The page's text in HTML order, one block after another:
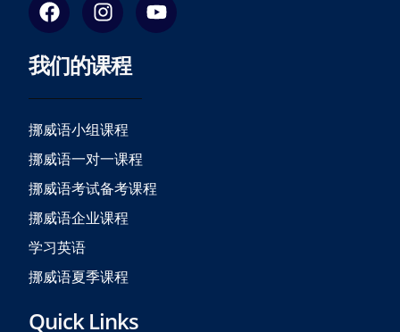
a
c
e
b
o
o
k
n
s
t
a
g
r
a
m
o
u
我们的课程
挪威语小组课程
挪威语一对一课程
挪威语考试备考课程
挪威语企业课程
学习英语
挪威语夏季课程
Quick Links